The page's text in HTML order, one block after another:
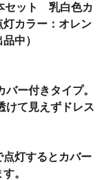
セット 乳白色カ
カラー：オレン
中）
ー付きタイプ。
けて見えずドレス
点灯するとカバー
。